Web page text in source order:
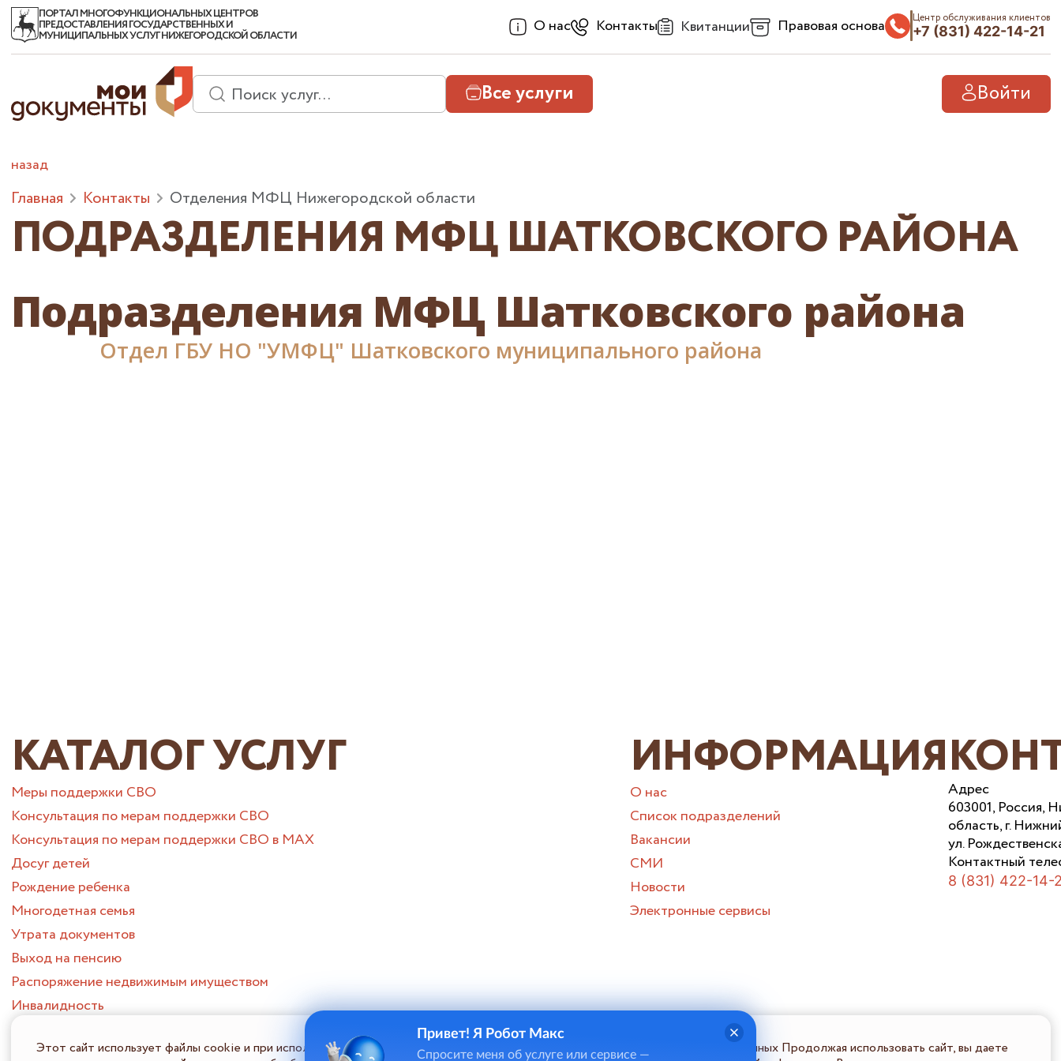
ПОРТАЛ МНОГОФУНКЦИОНАЛЬНЫХ ЦЕНТРОВ
ПРЕДОСТАВЛЕНИЯ ГОСУДАРСТВЕННЫХ И
МУНИЦИПАЛЬНЫХ УСЛУГ НИЖЕГОРОДСКОЙ ОБЛАСТИ О нас Контакты Квитанции Правовая основа Центр обслуживания клиентов
+7 (831) 422-14-21
Все услуги Войти
назад
Главная Контакты Отделения МФЦ Нижегородской области
ПОДРАЗДЕЛЕНИЯ МФЦ ШАТКОВСКОГО РАЙОНА
Подразделения МФЦ Шатковского района
Отдел ГБУ НО "УМФЦ" Шатковского муниципального района
КАТАЛОГ УСЛУГ
Меры поддержки СВО
Консультация по мерам поддержки СВО
Консультация по мерам поддержки СВО в МАХ
Досуг детей
Рождение ребенка
Многодетная семья
Утрата документов
Выход на пенсию
Распоряжение недвижимым имуществом
Инвалидность
Утрата близкого человека
ИНФОРМАЦИЯ
О нас
Список подразделений
Вакансии
СМИ
Новости
Электронные сервисы
Адрес
603001, Россия,
область, г.
ул.
Контактный
8 (831) 422-14-
Этот сайт использует файлы cookie и при использовании онлайн-чата в некоторых случаях потребуется ввод персональных данных Продолжая использовать сайт, вы даете
Привет! Я Робот Макс
Спросите меня об услуге или сервисе —